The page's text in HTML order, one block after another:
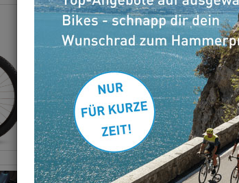
CUBE REACTION HYBRID
POLARLIGHT´N´PRISM
Art.Nr.108420
Lagerbestand 1
0.0von 5 Sternen